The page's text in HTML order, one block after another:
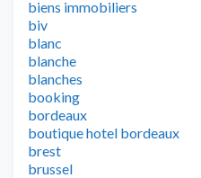
biens immobiliers
biv
blanc
blanche
blanches
booking
bordeaux
boutique hotel bordeaux
brest
brussel